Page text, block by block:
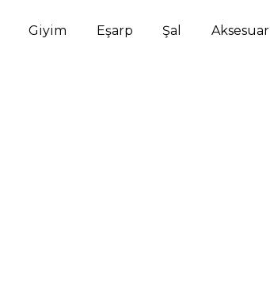
Giyim Eşarp Şal Aksesuar